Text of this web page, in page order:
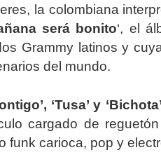
la colombiana
será bonito‘, el
Grammy latinos y
del mundo.
‘Tusa’ y ‘Bichota’
cargado de
funk carioca, pop y